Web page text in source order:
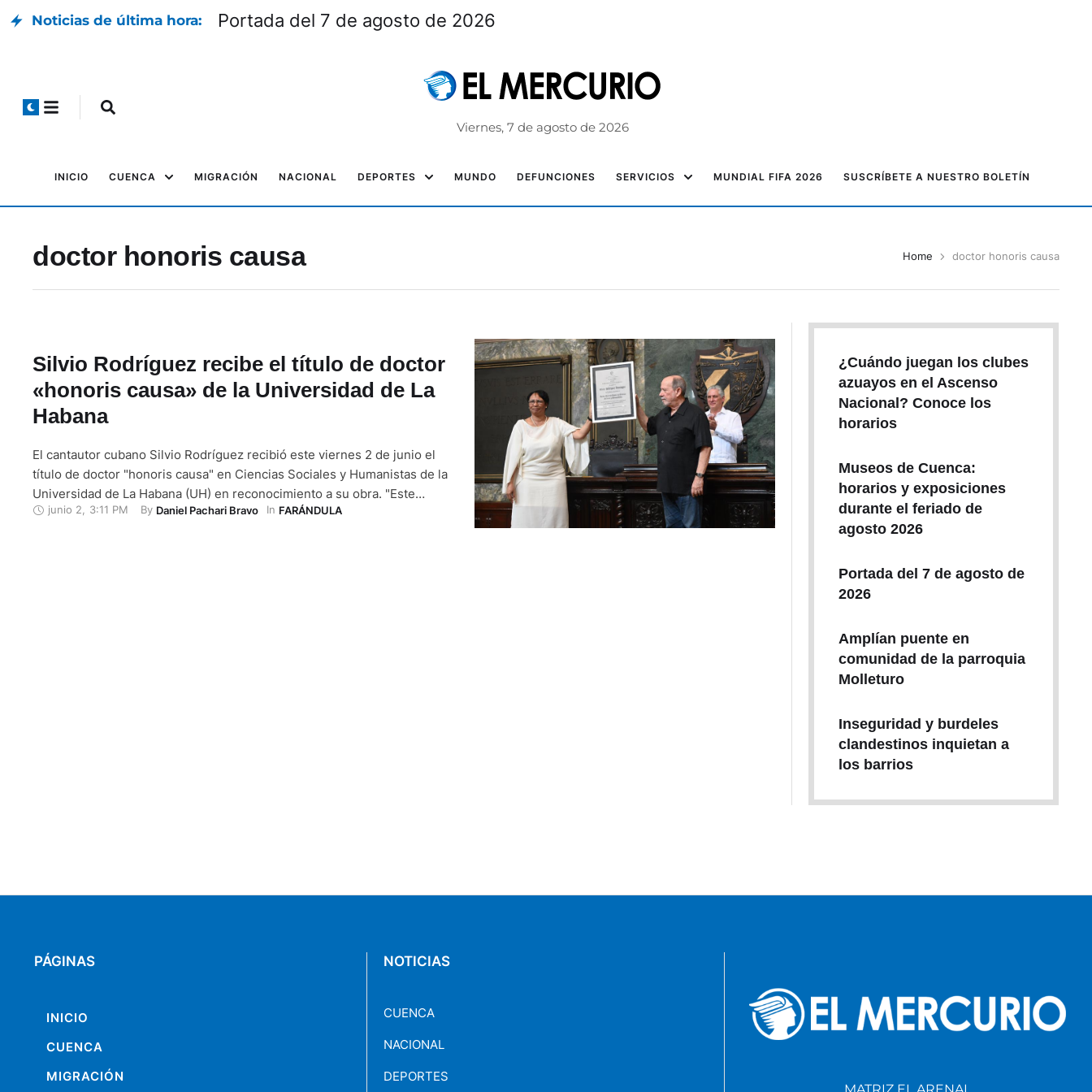
Noticias de última hora: Portada del 7 de agosto de 2026
Viernes, 7 de agosto de 2026
INICIO CUENCA MIGRACIÓN NACIONAL DEPORTES MUNDO DEFUNCIONES SERVICIOS MUNDIAL FIFA 2026 SUSCRÍBETE A NUESTRO BOLETÍN
doctor honoris causa Home doctor honoris causa
Silvio Rodríguez recibe el título de doctor
«honoris causa» de la Universidad de La
Habana
El cantautor cubano Silvio Rodríguez recibió este viernes 2 de junio el
título de doctor "honoris causa" en Ciencias Sociales y Humanistas de la
Universidad de La Habana (UH) en reconocimiento a su obra. "Este
reconocimiento lo recibo en nombre de la trova cubana de todos los
junio 2 3:11 PM By Daniel Pachari Bravo In FARÁNDULA
¿Cuándo juegan los clubes
azuayos en el Ascenso
Nacional? Conoce los
horarios
Museos de Cuenca:
horarios y exposiciones
durante el feriado de
agosto 2026
Portada del 7 de agosto de
2026
Amplían puente en
comunidad de la parroquia
Molleturo
Inseguridad y burdeles
clandestinos inquietan a
los barrios
PÁGINAS
INICIO
CUENCA
MIGRACIÓN
NOTICIAS
CUENCA
NACIONAL
DEPORTES